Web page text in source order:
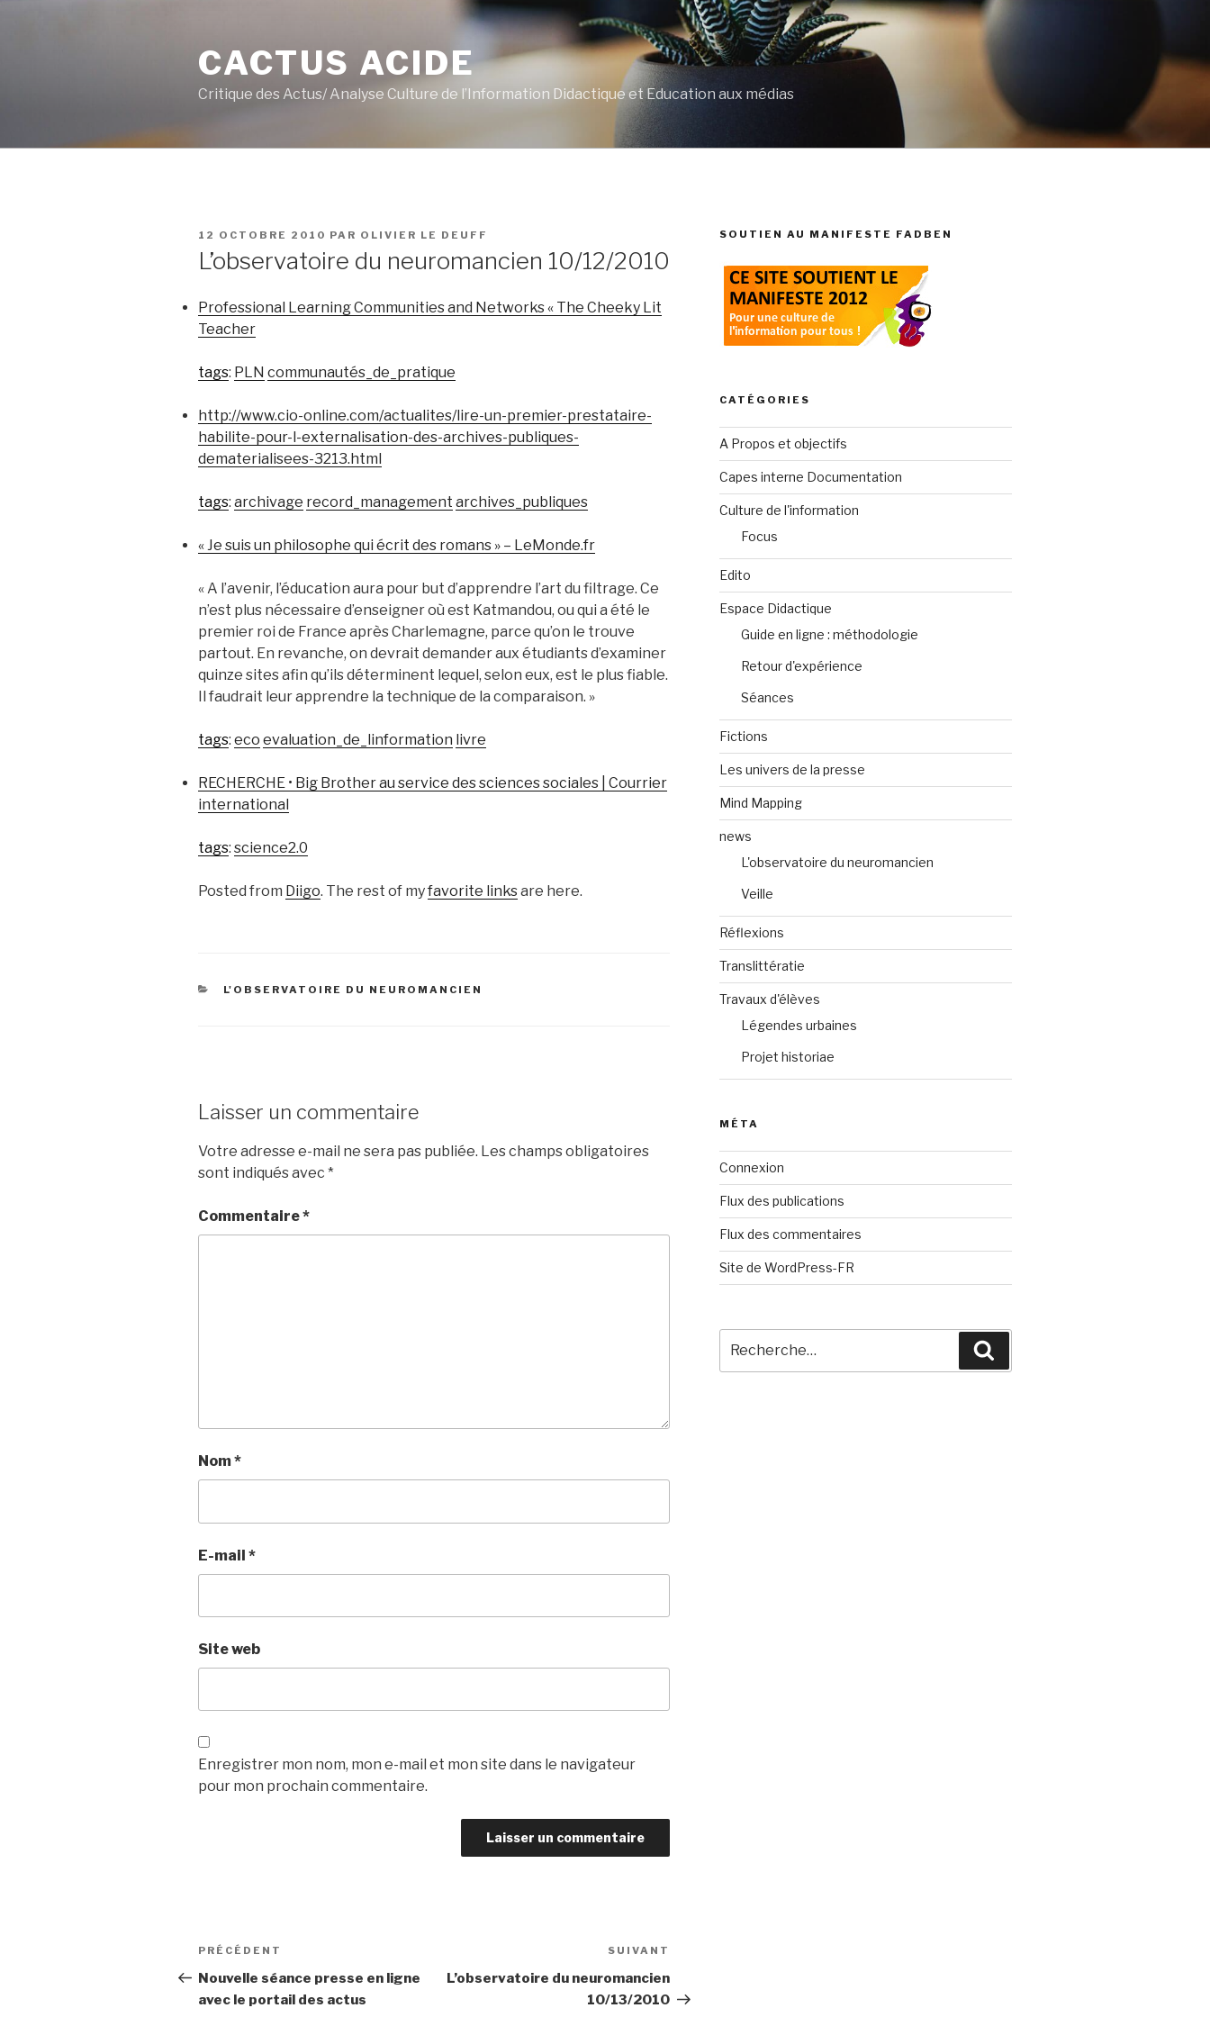
CACTUS ACIDE
Critique des Actus/ Analyse Culture de l’Information Didactique et Education aux médias
PUBLIÉ
12 OCTOBRE 2010 PAR OLIVIER LE DEUFF
L’observatoire du neuromancien 10/12/2010
Professional Learning Communities and Networks « The Cheeky Lit
Teacher
tags: PLN communautés_de_pratique
http://www.cio-online.com/actualites/lire-un-premier-prestataire-
habilite-pour-l-externalisation-des-archives-publiques-
dematerialisees-3213.html
tags: archivage record_management archives_publiques
« Je suis un philosophe qui écrit des romans » – LeMonde.fr
« A l’avenir, l’éducation aura pour but d’apprendre l’art du filtrage. Ce
n’est plus nécessaire d’enseigner où est Katmandou, ou qui a été le
premier roi de France après Charlemagne, parce qu’on le trouve
partout. En revanche, on devrait demander aux étudiants d’examiner
quinze sites afin qu’ils déterminent lequel, selon eux, est le plus fiable.
Il faudrait leur apprendre la technique de la comparaison. »
tags: eco evaluation_de_linformation livre
RECHERCHE • Big Brother au service des sciences sociales | Courrier
international
tags: science2.0
Posted from Diigo. The rest of myfavorite linksare here.
CATÉGORIES
L'OBSERVATOIRE DU NEUROMANCIEN
Laisser un commentaire
Votre adresse e-mail ne sera pas publiée. Les champs obligatoires
sont indiqués avec *
Commentaire*
Nom*
E-mail *
Site web
Enregistrer mon nom, mon e-mail et mon site dans le navigateur
pour mon prochain commentaire.
Navigation
de
l’article
Article
précédent
PRÉCÉDENT
Nouvelle séance presse en ligne
avec le portail des actus
suivant
SUIVANT
L’observatoire du neuromancien
10/13/2010
SOUTIEN AU MANIFESTE FADBEN
CATÉGORIES
A Propos et objectifs
Capes interne Documentation
Culture de l'information
Focus
Edito
Espace Didactique
Guide en ligne : méthodologie
Retour d'expérience
Séances
Fictions
Les univers de la presse
Mind Mapping
news
L'observatoire du neuromancien
Veille
Réflexions
Translittératie
Travaux d'élèves
Légendes urbaines
Projet historiae
MÉTA
Connexion
Flux des publications
Flux des commentaires
Site de WordPress-FR
pour
: